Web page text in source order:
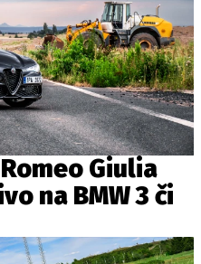
Giulia
na BMW 3 či